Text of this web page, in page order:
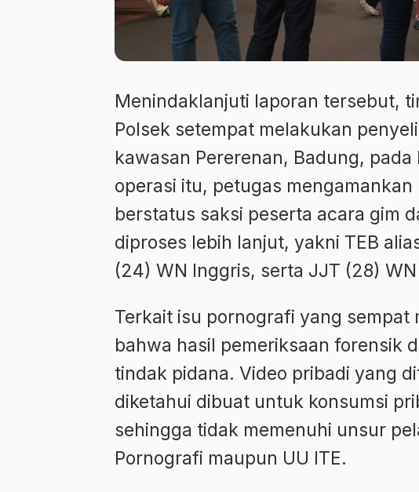
Menindaklanjuti laporan tersebut,
Polsek setempat melakukan
kawasan Pererenan, Badung,
operasi itu, petugas
berstatus saksi peserta acara gim
diproses lebih lanjut, yakni TEB
(24) WN Inggris, serta JJT (28)
Terkait isu pornografi yang sempat
bahwa hasil pemeriksaan forensik
tindak pidana. Video pribadi yang
diketahui dibuat untuk konsumsi
sehingga tidak memenuhi unsur
Pornografi maupun UU ITE.